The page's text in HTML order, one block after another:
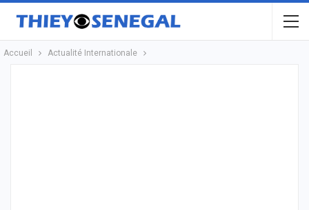
Accueil Actualité Internationale